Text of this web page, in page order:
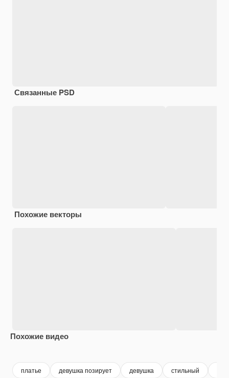
Связанные PSD
Похожие векторы
Похожие видео
платье девушка позирует девушка стильный